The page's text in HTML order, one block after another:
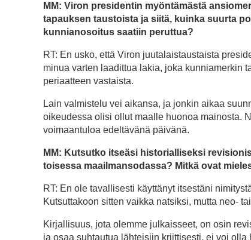
MM: Viron presidentin myöntämästä
tapauksen taustoista ja siitä, kuinka suurta
kunnianosoitus saatiin peruttua?
RT: En usko, että Viron juutalaistaustaista
minua varten laadittua lakia, joka kunniamerkin
periaatteen vastaista.
Lain valmistelu vei aikansa, ja jonkin aikaa
oikeudessa olisi ollut maalle huonoa mainosta.
voimaantuloa edeltävänä päivänä.
MM: Kutsutko itseäsi historialliseksi
toisessa maailmansodassa? Mitkä ovat
RT: En ole tavallisesti käyttänyt itsestäni
Kutsuttakoon sitten vaikka natsiksi, mutta neo-
Kirjallisuus, jota olemme julkaisseet, on osin
ja osaa suhtautua lähteisiin kriittisesti, ei voi